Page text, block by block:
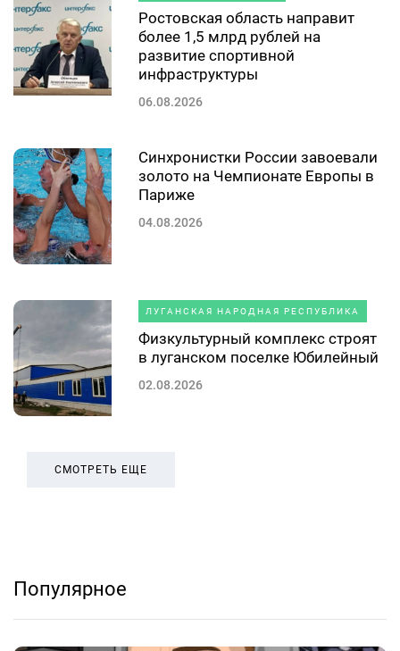
Ростовская область направит
более 1,5 млрд рублей на
развитие спортивной
инфраструктуры
06.08.2026
Синхронистки России завоевали
золото на Чемпионате Европы в
Париже
04.08.2026
ЛУГАНСКАЯ НАРОДНАЯ РЕСПУБЛИКА
Физкультурный комплекс строят
в луганском поселке Юбилейный
02.08.2026
СМОТРЕТЬ ЕЩЕ
Популярное